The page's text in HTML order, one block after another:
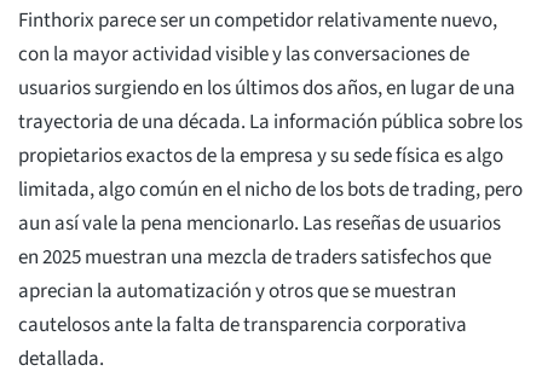
Finthorix parece ser un competidor relativamente nuevo,
con la mayor actividad visible y las conversaciones de
usuarios surgiendo en los últimos dos años, en lugar de una
trayectoria de una década. La información pública sobre los
propietarios exactos de la empresa y su sede física es algo
limitada, algo común en el nicho de los bots de trading, pero
aun así vale la pena mencionarlo. Las reseñas de usuarios
en 2025 muestran una mezcla de traders satisfechos que
aprecian la automatización y otros que se muestran
cautelosos ante la falta de transparencia corporativa
detallada.